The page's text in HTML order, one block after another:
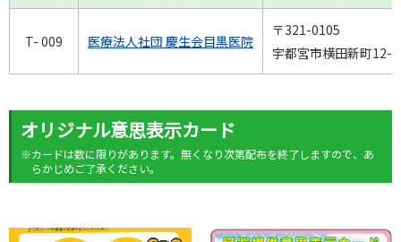
T- 009 医療法人社団 慶生会目黒医院
〒321-0105
宇都宮市横田新町12-
オリジナル意思表示カード
※カードは数に限りがあります。無くなり次第配布を終了しますので、あ
らかじめご了承ください。